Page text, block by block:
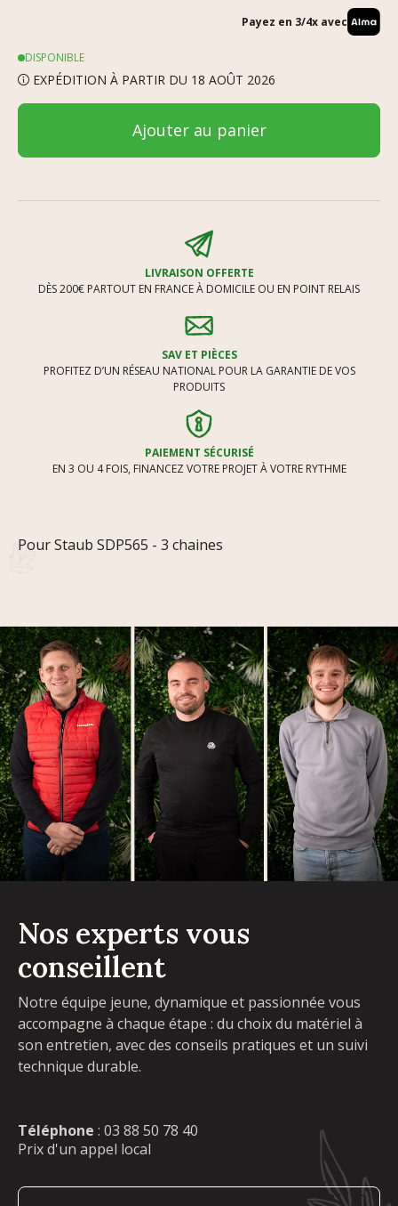
Payez en 3/4x avec
DISPONIBLE
EXPÉDITION À PARTIR DU 18 AOÛT 2026
Ajouter au panier
LIVRAISON OFFERTE
DÈS 200€ PARTOUT EN FRANCE À DOMICILE OU EN POINT RELAIS
SAV ET PIÈCES
PROFITEZ D’UN RÉSEAU NATIONAL POUR LA GARANTIE DE VOS
PRODUITS
PAIEMENT SÉCURISÉ
EN 3 OU 4 FOIS, FINANCEZ VOTRE PROJET À VOTRE RYTHME
Pour Staub SDP565 - 3 chaines
Nos experts vous
conseillent
Notre équipe jeune, dynamique et passionnée vous
accompagne à chaque étape : du choix du matériel à
son entretien, avec des conseils pratiques et un suivi
technique durable.
Téléphone : 03 88 50 78 40
Prix d'un appel local